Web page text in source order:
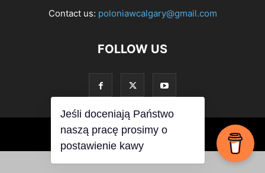
Contact us: poloniawcalgary@gmail.com
FOLLOW US
© PoloniawCalgary 2019
Jeśli doceniają Państwo
naszą pracę prosimy o
postawienie kawy